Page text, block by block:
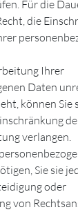
Für die
die
Ihrer
Daten
können Sie
verlangen.
Sie sie
oder
von